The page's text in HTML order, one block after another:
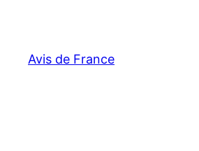
contenu
Avis de France